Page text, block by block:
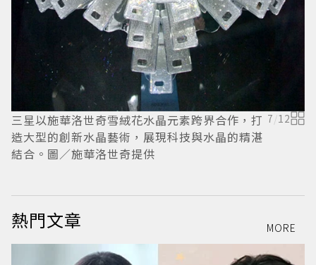
三星以施華洛世奇雪絨花水晶元素跨界合作，打
造大型的創新水晶藝術，展現科技與水晶的精湛
結合。圖／施華洛世奇提供
7/12
熱門文章 MORE